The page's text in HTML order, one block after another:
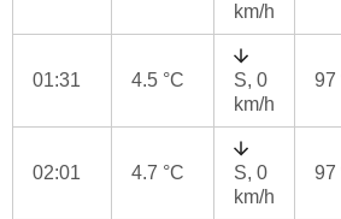
km/h
01:31 4.5 °C
S, 0
km/h
97
02:01 4.7 °C
S, 0
km/h
97